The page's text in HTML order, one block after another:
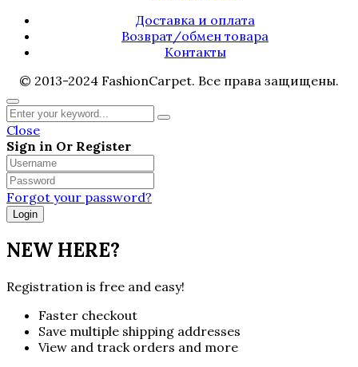
Доставка и оплата
Возврат/обмен товара
Контакты
© 2013-2024 FashionCarpet. Все права защищены.
Close
Sign in Or Register
Forgot your password?
NEW HERE?
Registration is free and easy!
Faster checkout
Save multiple shipping addresses
View and track orders and more